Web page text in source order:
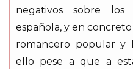
negativos sobre
española, y en
romancero popular y
ello pese a que a